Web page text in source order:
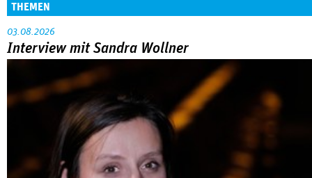
THEMEN
03.08.2026
Interview mit Sandra Wollner